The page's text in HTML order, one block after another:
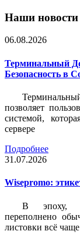
Наши новости
06.08.2026
Терминальный
Безопасность в
позволяет
системой,
сервере
Подробнее
31.07.2026
Wisepromo:
В эпоху,
переполнено
листовки всё